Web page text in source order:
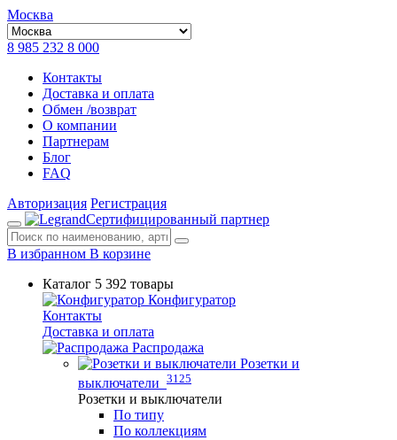
Москва
8 985 232 8 000
Контакты
Доставка и оплата
Обмен /возврат
О компании
Партнерам
Блог
FAQ
Авторизация Регистрация
Сертифицированный партнер
В избранном В корзине
Каталог 5 392 товары
Конфигуратор
Контакты
Доставка и оплата
Распродажа
Розетки и
выключатели 3125
Розетки и выключатели
По типу
По коллекциям